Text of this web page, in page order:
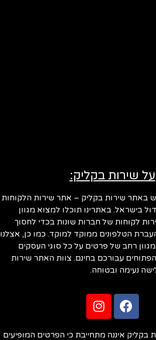
על שירות בקליק:
שירות בקליק – אתר שירות הלקוחות
בישראל. באתרינו תוכלו למצוא מגוון
לקוחות של חברות שונות בכדי לחסוך
הטלפונים ממוקד למוקד. כמו כן, אצלנו
רחב של פרטים על כל סוגי העסקים
עבורכם בחינם. צוות האתר שירות
נעימה ובטוחה.
איננה מתחייבת כי הפרטים המופיעים